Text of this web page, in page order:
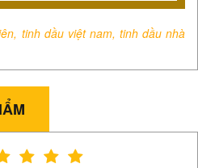
tinh dầu việt nam, tinh dầu nhà